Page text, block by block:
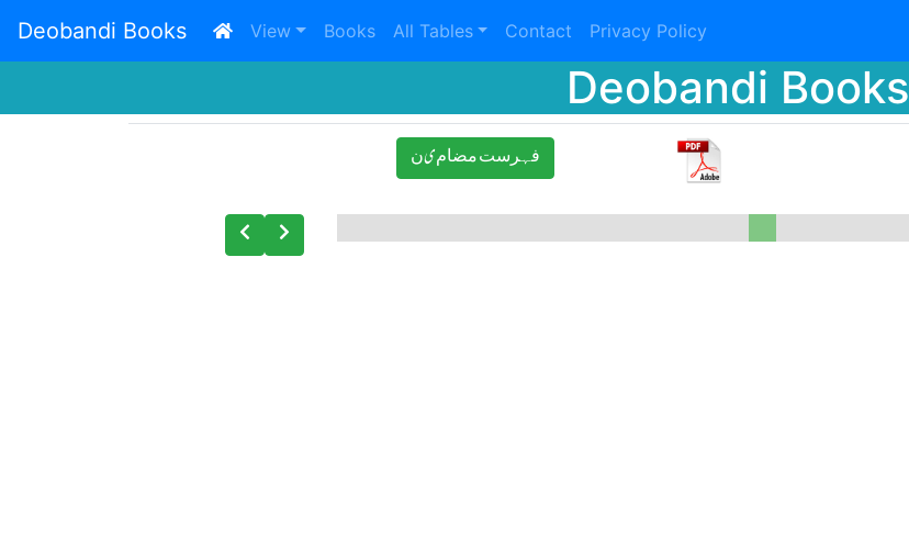
Deobandi Books (current)
View Books All Tables Contact Privacy Policy
Deobandi Books
ﻓﮩﺮﺳﺖ ﻣﻀﺎﻡیﻥ